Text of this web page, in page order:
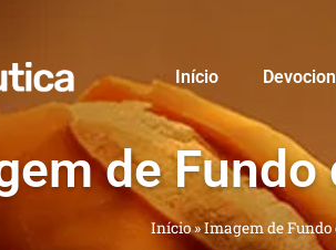
Início
de Fundo
Início»Imagem de Fundo